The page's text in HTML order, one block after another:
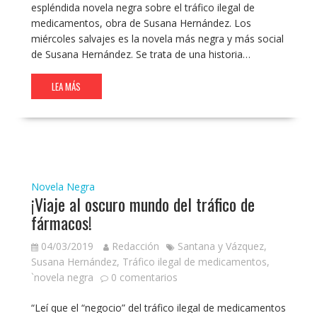
espléndida novela negra sobre el tráfico ilegal de
medicamentos, obra de Susana Hernández. Los
miércoles salvajes es la novela más negra y más social
de Susana Hernández. Se trata de una historia…
LEA MÁS
Novela Negra
¡Viaje al oscuro mundo del tráfico de
fármacos!
04/03/2019 Redacción Santana y Vázquez,
Susana Hernández, Tráfico ilegal de medicamentos,
`novela negra
0 comentarios
“Leí que el “negocio” del tráfico ilegal de medicamentos